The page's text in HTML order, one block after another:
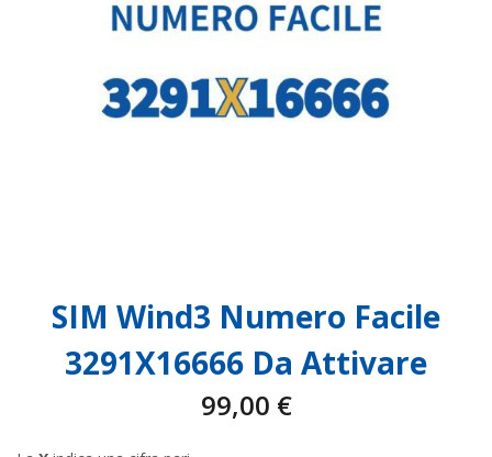
SIM Wind3 Numero Facile
3291X16666 Da Attivare
99,00 €